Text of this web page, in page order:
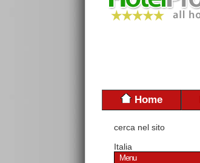
Home
cerca nel sito
Italia
Menu